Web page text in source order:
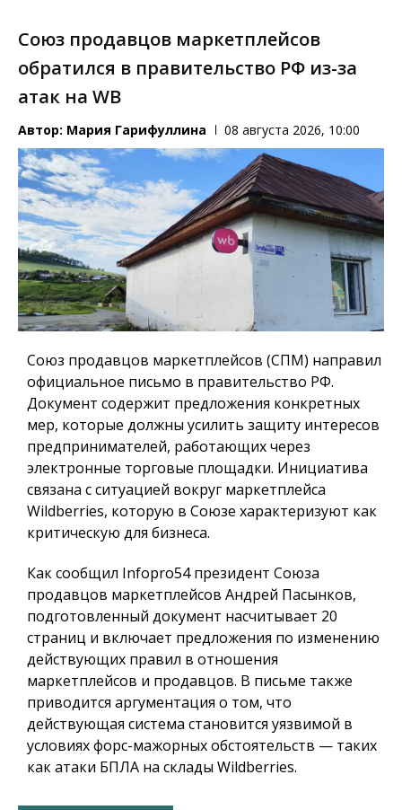
Союз продавцов маркетплейсов
обратился в правительство РФ из-за
атак на WB
Автор: Мария Гарифуллина 08 августа 2026, 10:00
Союз продавцов маркетплейсов (СПМ) направил
официальное письмо в правительство РФ.
Документ содержит предложения конкретных
мер, которые должны усилить защиту интересов
предпринимателей, работающих через
электронные торговые площадки. Инициатива
связана с ситуацией вокруг маркетплейса
Wildberries, которую в Союзе характеризуют как
критическую для бизнеса.
Как сообщил Infopro54президент Союза
продавцов маркетплейсов Андрей Пасынков,
подготовленный документ насчитывает 20
страниц и включает предложения по изменению
действующих правил в отношения
маркетплейсов и продавцов. В письме также
приводится аргументация о том, что
действующая система становится уязвимой в
условиях форс-мажорных обстоятельств — таких
как атаки БПЛА на склады Wildberries.